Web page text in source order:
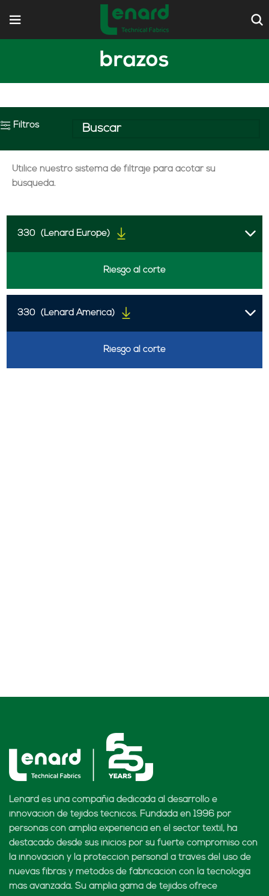
brazos
Filtros
Utilice nuestro sistema de filtraje para acotar su
búsqueda.
330 (Lenard Europe)
Riesgo al corte
330 (Lenard America)
Riesgo al corte
Lenard es una compañía dedicada al desarrollo e
innovación de tejidos técnicos. Fundada en 1996 por
personas con amplia experiencia en el sector textil, ha
destacado desde sus inicios por su fuerte compromiso con
la innovación y la protección personal a través del uso de
nuevas fibras y métodos de fabricación con la tecnología
más avanzada. Su amplia gama de tejidos ofrece